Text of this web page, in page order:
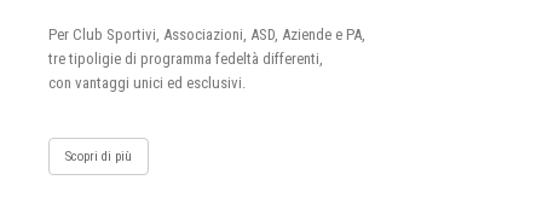
Per Club Sportivi, Associazioni, ASD, Aziende e PA,
tre tipoligie di programma fedeltà differenti,
con vantaggi unici ed esclusivi.
Scopri di più